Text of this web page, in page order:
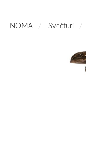
NOMA Svečturi